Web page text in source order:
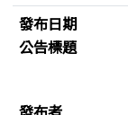
發布日期
公告標題